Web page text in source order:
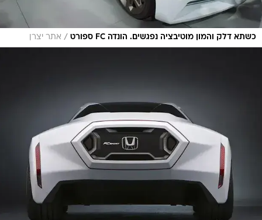
כשתא דלק והמון מוטיבציה נפגשים. הונדה FC ספורט / אתר יצרן